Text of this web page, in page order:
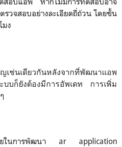
วจสอบอย่างละเอียดถี่ถ้วน โดยขั้น
มง
ช่นเดียวกันหลังจากที่พัฒนาแอพ
ก็ยังต้องมีการอัพเดท การเพิ่ม
ายในการพัฒนา ar application